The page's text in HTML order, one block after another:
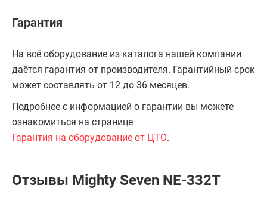
Гарантия
На всё оборудование из каталога нашей компании
даётся гарантия от производителя. Гарантийный срок
может составлять от 12 до 36 месяцев.
Подробнее с информацией о гарантии вы можете
ознакомиться на странице
Гарантия на оборудование от ЦТО.
Отзывы Mighty Seven NE-332T